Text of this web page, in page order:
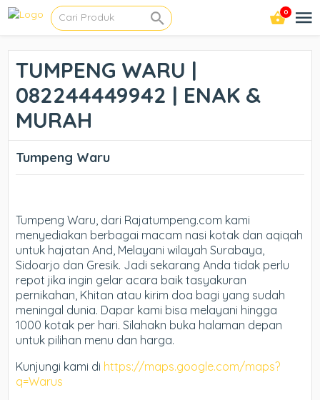
0
TUMPENG WARU |
082244449942 | ENAK &
MURAH
Tumpeng Waru
Tumpeng Waru, dari Rajatumpeng.com kami
menyediakan berbagai macam nasi kotak dan aqiqah
untuk hajatan And, Melayani wilayah Surabaya,
Sidoarjo dan Gresik. Jadi sekarang Anda tidak perlu
repot jika ingin gelar acara baik tasyakuran
pernikahan, Khitan atau kirim doa bagi yang sudah
meningal dunia. Dapar kami bisa melayani hingga
1000 kotak per hari. Silahakn buka halaman depan
untuk pilihan menu dan harga.
Kunjungi kami di https://maps.google.com/maps?
q=Warus